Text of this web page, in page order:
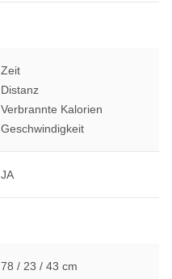
Zeit
Distanz
Verbrannte Kalorien
Geschwindigkeit
JA
78 / 23 / 43 cm